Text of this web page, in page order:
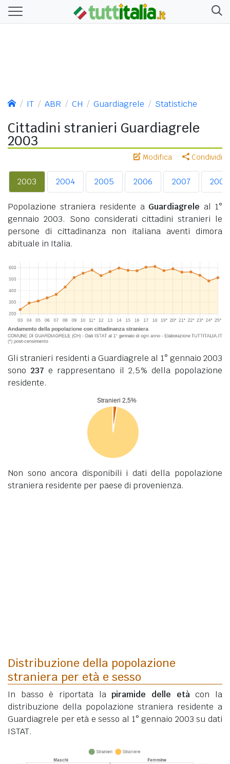
IT ABR CH Guardiagrele Statistiche
Cittadini stranieri Guardiagrele
2003
Modifica Condividi
2003 2004 2005 2006 2007 2008
Popolazione straniera residente a Guardiagrele al 1°
gennaio 2003. Sono considerati cittadini stranieri le
persone di cittadinanza non italiana aventi dimora
abituale in Italia.
Gli stranieri residenti a Guardiagrele al 1° gennaio 2003
sono 237 e rappresentano il 2,5% della popolazione
residente.
Non sono ancora disponibili i dati della popolazione
straniera residente per paese di provenienza.
Distribuzione della popolazione
straniera per età e sesso
In basso è riportata lapiramide delle etàcon la
distribuzione della popolazione straniera residente a
Guardiagrele per età e sesso al 1° gennaio 2003 su dati
ISTAT.